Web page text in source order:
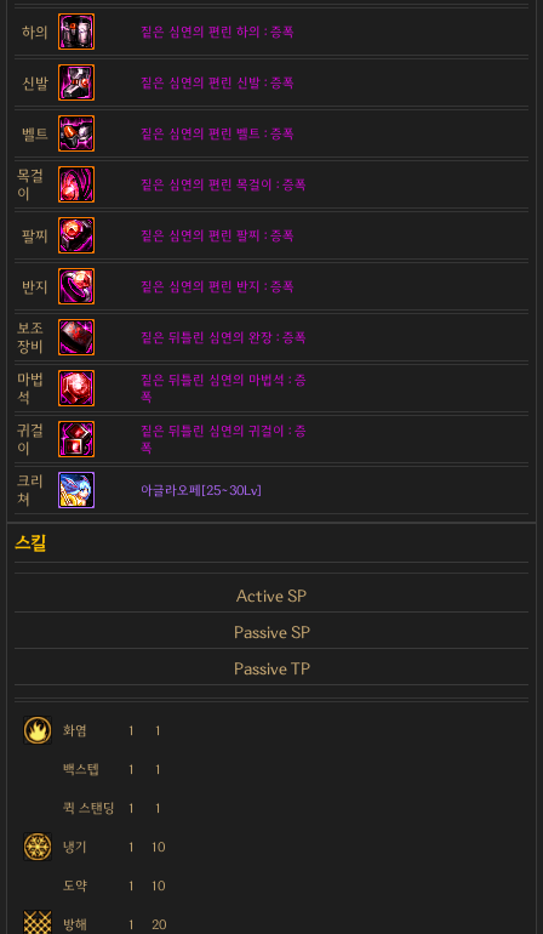
하의 짙은 심연의 편린 하의 : 증폭
신발 짙은 심연의 편린 신발 : 증폭
벨트 짙은 심연의 편린 벨트 : 증폭
목걸
이
짙은 심연의 편린 목걸이 : 증폭
팔찌 짙은 심연의 편린 팔찌 : 증폭
반지 짙은 심연의 편린 반지 : 증폭
보조
장비
짙은 뒤틀린 심연의 완장 : 증폭
마법
석
짙은 뒤틀린 심연의 마법석 : 증
폭
귀걸
이
짙은 뒤틀린 심연의 귀걸이 : 증
폭
크리
쳐
아글라오페[25~30Lv]
Active SP
Passive SP
Passive TP
화염 1 1
백스텝 1 1
퀵 스탠딩 1 1
냉기 1 10
도약 1 10
방해 1 20